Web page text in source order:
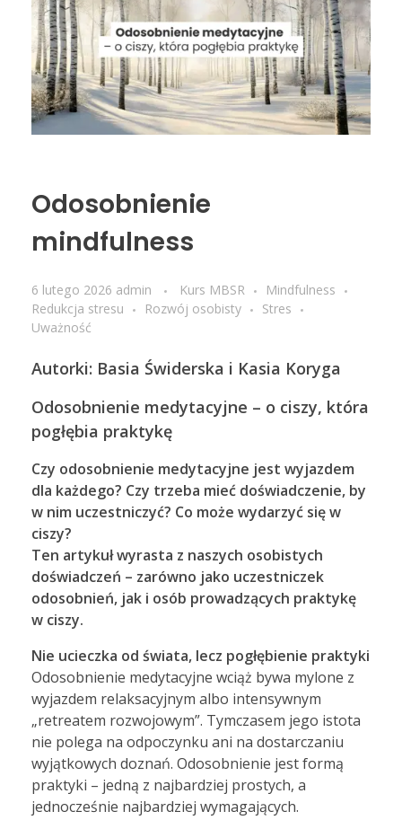
oferta dla firm
wyjazdy
poczytaj
Czym jest mindfulness?
posłuchaj
BLOG
Odosobnienie
mindfulness
6 lutego 2026 admin Kurs MBSR
Mindfulness
Redukcja stresu
Rozwój osobisty
Stres
Uważność
Autorki: Basia Świderska i Kasia Koryga
Odosobnienie medytacyjne – o ciszy, która
pogłębia praktykę
Czy odosobnienie medytacyjne jest wyjazdem
dla każdego? Czy trzeba mieć doświadczenie, by
w nim uczestniczyć? Co może wydarzyć się w
ciszy?
Ten artykuł wyrasta z naszych osobistych
doświadczeń – zarówno jako uczestniczek
odosobnień, jak i osób prowadzących praktykę
w ciszy.
Nie ucieczka od świata, lecz pogłębienie praktyki
Odosobnienie medytacyjne wciąż bywa mylone z
wyjazdem relaksacyjnym albo intensywnym
„retreatem rozwojowym”. Tymczasem jego istota
nie polega na odpoczynku ani na dostarczaniu
wyjątkowych doznań. Odosobnienie jest formą
praktyki – jedną z najbardziej prostych, a
jednocześnie najbardziej wymagających.